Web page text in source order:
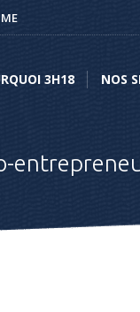
3H18 NOS
3H18 NOS